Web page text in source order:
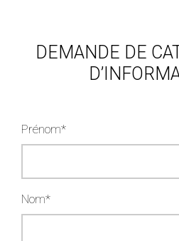
DEMANDE DE
Prénom*
Nom*